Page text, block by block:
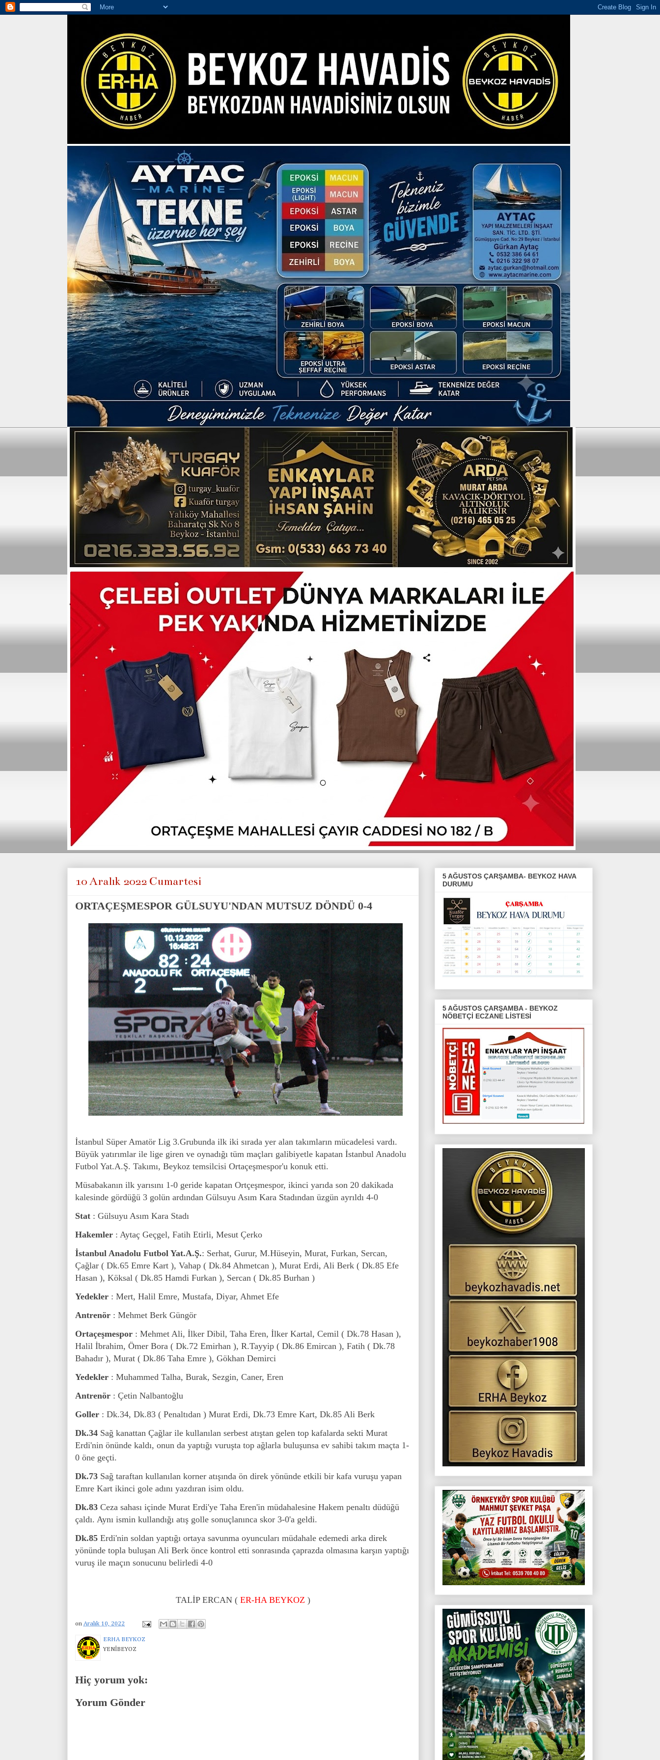
10 Aralık 2022 Cumartesi
ORTAÇEŞMESPOR GÜLSUYU'NDAN MUTSUZ DÖNDÜ 0-4
İstanbul Süper Amatör Lig 3.Grubunda ilk iki sırada yer alan takımların mücadelesi vardı.
Büyük yatırımlar ile lige giren ve oynadığı tüm maçları galibiyetle kapatan İstanbul Anadolu
Futbol Yat.A.Ş. Takımı, Beykoz temsilcisi Ortaçeşmespor'u konuk etti.
Müsabakanın ilk yarısını 1-0 geride kapatan Ortçeşmespor, ikinci yarıda son 20 dakikada
kalesinde gördüğü 3 golün ardından Gülsuyu Asım Kara Stadından üzgün ayrıldı 4-0
Stat : Gülsuyu Asım Kara Stadı
Hakemler : Aytaç Geçgel, Fatih Etirli, Mesut Çerko
İstanbul Anadolu Futbol Yat.A.Ş.: Serhat, Gurur, M.Hüseyin, Murat, Furkan, Sercan,
Çağlar ( Dk.65 Emre Kart ), Vahap ( Dk.84 Ahmetcan ), Murat Erdi, Ali Berk ( Dk.85 Efe
Hasan ), Köksal ( Dk.85 Hamdi Furkan ), Sercan ( Dk.85 Burhan )
Yedekler : Mert, Halil Emre, Mustafa, Diyar, Ahmet Efe
Antrenör : Mehmet Berk Güngör
Ortaçeşmespor : Mehmet Ali, İlker Dibil, Taha Eren, İlker Kartal, Cemil ( Dk.78 Hasan ),
Halil İbrahim, Ömer Bora ( Dk.72 Emirhan ), R.Tayyip ( Dk.86 Emircan ), Fatih ( Dk.78
Bahadır ), Murat ( Dk.86 Taha Emre ), Gökhan Demirci
Yedekler : Muhammed Talha, Burak, Sezgin, Caner, Eren
Antrenör : Çetin Nalbantoğlu
Goller : Dk.34, Dk.83 ( Penaltıdan ) Murat Erdi, Dk.73 Emre Kart, Dk.85 Ali Berk
Dk.34 Sağ kanattan Çağlar ile kullanılan serbest atıştan gelen top kafalarda sekti Murat
Erdi'nin önünde kaldı, onun da yaptığı vuruşta top ağlarla buluşunsa ev sahibi takım maçta 1-
0 öne geçti.
Dk.73 Sağ taraftan kullanılan korner atışında ön direk yönünde etkili bir kafa vuruşu yapan
Emre Kart ikinci gole adını yazdıran isim oldu.
Dk.83 Ceza sahası içinde Murat Erdi'ye Taha Eren'in müdahalesine Hakem penaltı düdüğü
çaldı. Aynı ismin kullandığı atış golle sonuçlanınca skor 3-0'a geldi.
Dk.85 Erdi'nin soldan yaptığı ortaya savunma oyuncuları müdahale edemedi arka direk
yönünde topla buluşan Ali Berk önce kontrol etti sonrasında çaprazda olmasına karşın yaptığı
vuruş ile maçın sonucunu belirledi 4-0
TALİP ERCAN ( ER-HA BEYKOZ )
on Aralık 10, 2022
ERHA BEYKOZ
YENİBEYOZ
Hiç yorum yok:
Yorum Gönder
5 AĞUSTOS ÇARŞAMBA- BEYKOZ HAVA
DURUMU
5 AĞUSTOS ÇARŞAMBA - BEYKOZ
NÖBETÇİ ECZANE LİSTESİ